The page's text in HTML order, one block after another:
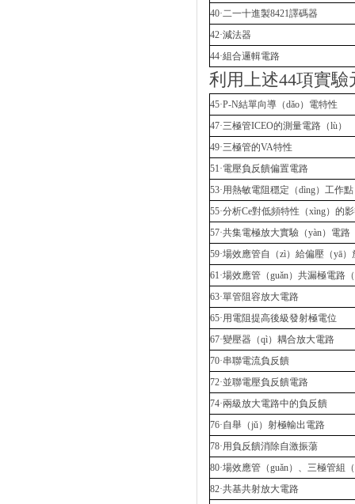
40·二一十進製8421譯碼器
42·減法器
44·組合邏輯電路
利用上述44項實
45·P-N結單向導（dǎo）電特性
47·三極管ICEO的測量電路（lù）
49·三極管的VA特性
51·電壓負反饋偏置電路
53·用熱敏電阻穩定（dìng）工作點
55·分析Ce對低頻特性（xìng）的
57·共集電極放大實驗（yàn）電路
59·場效應管自（zì）給偏壓（yā
61·場效應管（guǎn）共漏極電路
63·單管阻容放大電路
65·用電阻提高後級發射極電位
67·變壓器（qì）耦合放大電路
70·串聯電流負反饋
72·並聯電壓負反饋電路
74·兩級放大電路中的負反饋
76·自舉（jǔ）射極輸出電路
78·用負反饋消除自激振蕩
80·場效應管（guǎn）、三極管組
82·共基共射放大電路